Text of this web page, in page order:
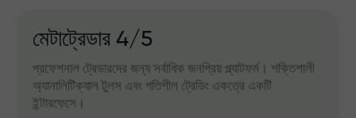
মেটাট্রেডার 4/5
প্রফেশনাল ট্রেডারদের জন্য সর্বাধিক জনপ্রিয় প্ল্যাটফর্ম। শক্তিশালী
অ্যানালিটিক্যাল টুলস এবং গতিশীল ট্রেডিং একত্রে একটি
ইন্টারফেসে।